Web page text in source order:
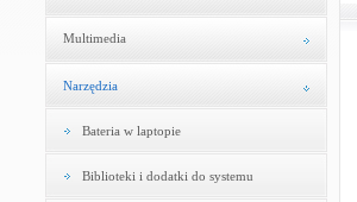
Multimedia
Narzędzia
Bateria w laptopie
Biblioteki i dodatki do systemu